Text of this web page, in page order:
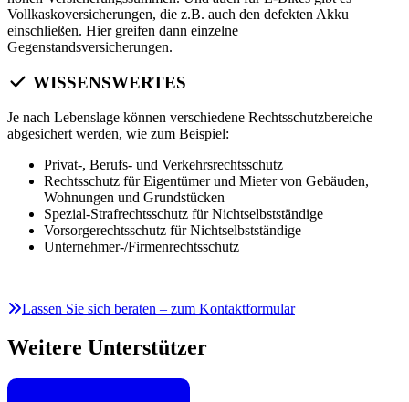
Vollkaskoversicherungen, die z.B. auch den defekten Akku
einschließen. Hier greifen dann einzelne
Gegenstandsversicherungen.
WISSENSWERTES
Je nach Lebenslage können verschiedene Rechtsschutzbereiche
abgesichert werden, wie zum Beispiel:
Privat-, Berufs- und Verkehrsrechtsschutz
Rechtsschutz für Eigentümer und Mieter von Gebäuden,
Wohnungen und Grundstücken
Spezial-Strafrechtsschutz für Nichtselbstständige
Vorsorgerechtsschutz für Nichtselbstständige
Unternehmer-/Firmenrechtsschutz
Lassen Sie sich beraten – zum Kontaktformular
Weitere Unterstützer